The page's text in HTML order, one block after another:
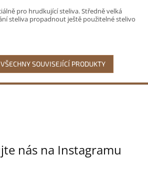
pro hrudkující steliva. Středně velká
steliva propadnout ještě použitelné stelivo
SOUVISEJÍCÍ PRODUKTY